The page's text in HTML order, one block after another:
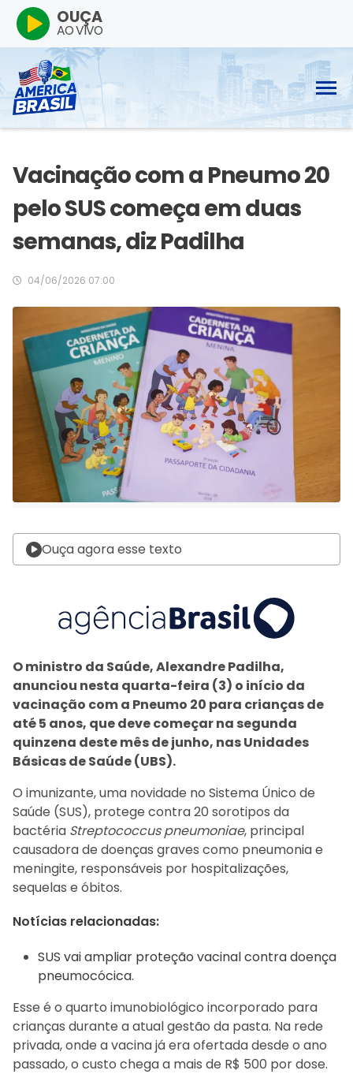
OUÇA
AO VIVO
Vacinação com a Pneumo 20
pelo SUS começa em duas
semanas, diz Padilha
04/06/2026 07:00
Ouça agora esse texto
O ministro da Saúde, Alexandre Padilha,
anunciou nesta quarta-feira (3) o início da
vacinação com a Pneumo 20 para crianças de
até 5 anos, que deve começar na segunda
quinzena deste mês de junho, nas Unidades
Básicas de Saúde (UBS).
O imunizante, uma novidade no Sistema Único de
Saúde (SUS), protege contra 20 sorotipos da
bactéria Streptococcus pneumoniae, principal
causadora de doenças graves como pneumonia e
meningite, responsáveis por hospitalizações,
sequelas e óbitos.
Notícias relacionadas:
SUS vai ampliar proteção vacinal contra doença
pneumocócica.
Esse é o quarto imunobiológico incorporado para
crianças durante a atual gestão da pasta. Na rede
privada, onde a vacina já era ofertada desde o ano
passado, o custo chega a mais de R$ 500 por dose.